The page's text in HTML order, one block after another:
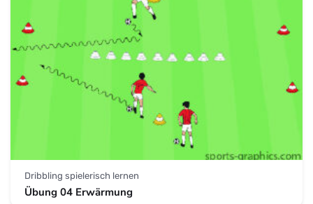
Dribbling spielerisch lernen
Übung 04 Erwärmung